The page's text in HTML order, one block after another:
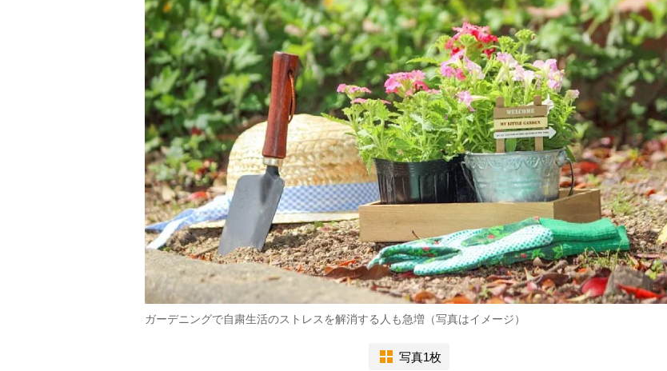
ガーデニングで自粛生活のストレスを解消する人も急増（写真はイメージ）
写真1枚